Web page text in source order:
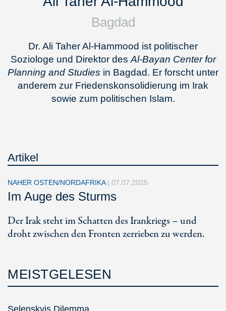
Bagdad
Dr. Ali Taher Al-Hammood ist politischer
Soziologe und Direktor des Al-Bayan Center for
Planning and Studies in Bagdad. Er forscht unter
anderem zur Friedenskonsolidierung im Irak
sowie zum politischen Islam.
Artikel
NAHER OSTEN/NORDAFRIKA | 07.07.2025
Im Auge des Sturms
Der Irak steht im Schatten des Irankriegs – und
droht zwischen den Fronten zerrieben zu werden.
MEISTGELESEN
Selenskyjs Dilemma